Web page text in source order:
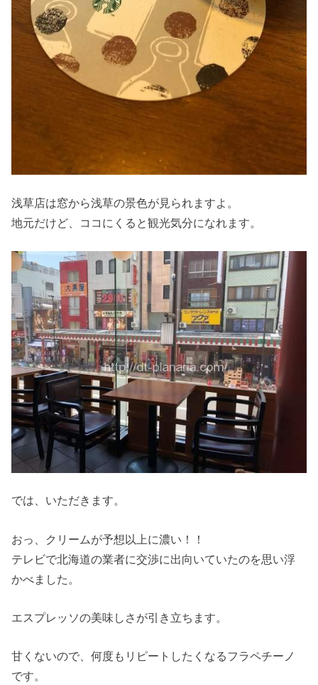
浅草店は窓から浅草の景色が見られますよ。
地元だけど、ココにくると観光気分になれます。
では、いただきます。
おっ、クリームが予想以上に濃い！！
テレビで北海道の業者に交渉に出向いていたのを思い浮
かべました。
エスプレッソの美味しさが引き立ちます。
甘くないので、何度もリピートしたくなるフラペチーノ
です。